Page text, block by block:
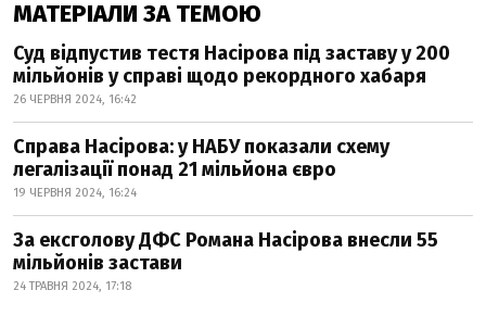
МАТЕРІАЛИ ЗА ТЕМОЮ
Суд відпустив тестя Насірова під заставу у 200
мільйонів у справі щодо рекордного хабаря
26 ЧЕРВНЯ 2024, 16:42
Справа Насірова: у НАБУ показали схему
легалізації понад 21 мільйона євро
19 ЧЕРВНЯ 2024, 16:24
За ексголову ДФС Романа Насірова внесли 55
мільйонів застави
24 ТРАВНЯ 2024, 17:18